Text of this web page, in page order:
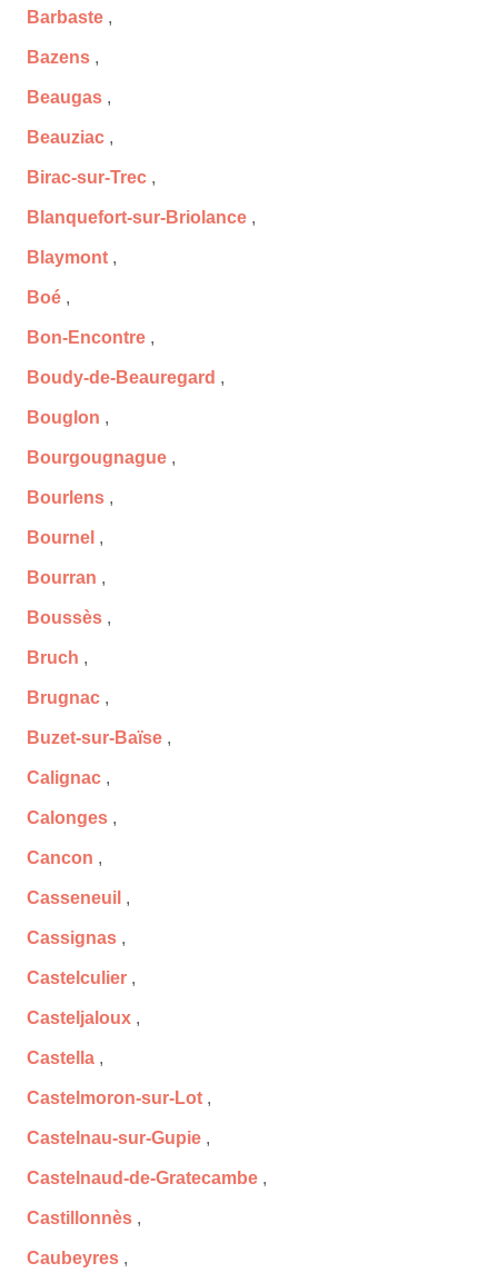
Barbaste ,
Bazens ,
Beaugas ,
Beauziac ,
Birac-sur-Trec ,
Blanquefort-sur-Briolance ,
Blaymont ,
Boé ,
Bon-Encontre ,
Boudy-de-Beauregard ,
Bouglon ,
Bourgougnague ,
Bourlens ,
Bournel ,
Bourran ,
Boussès ,
Bruch ,
Brugnac ,
Buzet-sur-Baïse ,
Calignac ,
Calonges ,
Cancon ,
Casseneuil ,
Cassignas ,
Castelculier ,
Casteljaloux ,
Castella ,
Castelmoron-sur-Lot ,
Castelnau-sur-Gupie ,
Castelnaud-de-Gratecambe ,
Castillonnès ,
Caubeyres ,